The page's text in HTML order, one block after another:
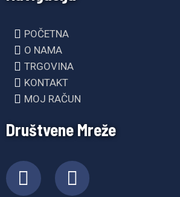
POČETNA
O NAMA
TRGOVINA
KONTAKT
MOJ RAČUN
Društvene Mreže
F
a
I
n